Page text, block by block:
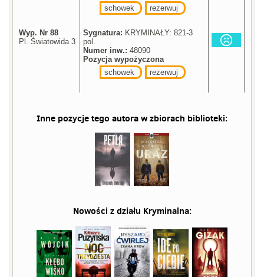
schowek
rezerwuj
Wyp. Nr 88
Pl. Światowida 3
Sygnatura: KRYMINAŁY: 821-3
pol.
Numer inw.: 48090
Pozycja wypożyczona
schowek
rezerwuj
Inne pozycje tego autora w zbiorach biblioteki:
Nowości z działu Kryminalna: